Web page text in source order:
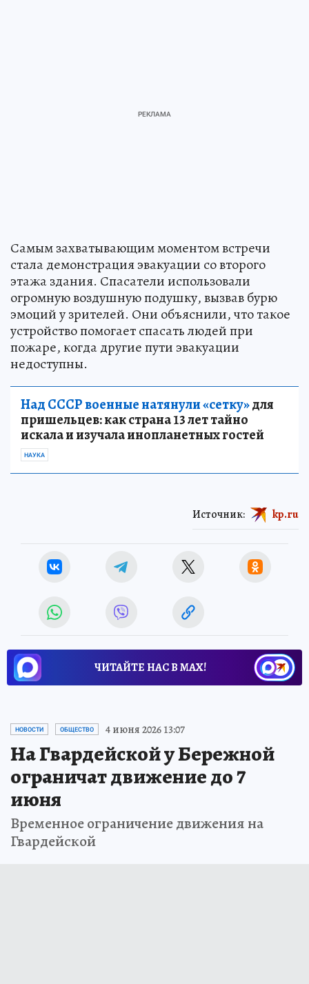
Самым захватывающим моментом встречи
стала демонстрация эвакуации со второго
этажа здания. Спасатели использовали
огромную воздушную подушку, вызвав бурю
эмоций у зрителей. Они объяснили, что такое
устройство помогает спасать людей при
пожаре, когда другие пути эвакуации
недоступны.
Над СССР военные натянули «сетку»для
пришельцев: как страна 13 лет тайно
искала и изучала инопланетных гостей
НАУКА
Источник: kp.ru
ЧИТАЙТЕ НАС В МАХ!
НОВОСТИ ОБЩЕСТВО 4 июня 2026 13:07
На Гвардейской у Бережной
ограничат движение до 7
июня
Временное ограничение движения на
Гвардейской